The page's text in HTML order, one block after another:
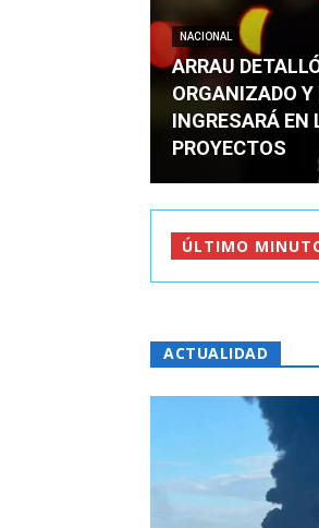
NACIONAL
ARRAU
ORGANIZADO Y
INGRESARÁ EN
PROYECTOS
ÚLTIMO
ACTUALIDAD